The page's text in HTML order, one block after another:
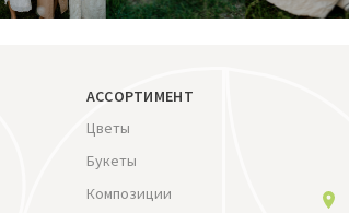
АССОРТИМЕНТ
Цветы
Букеты
Композиции